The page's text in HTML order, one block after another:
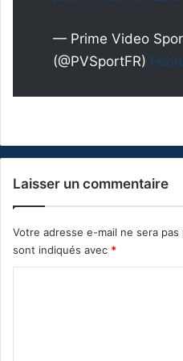
— Prime Video
(@PVSportFR)
Laisser un commentaire
Votre adresse e-mail ne sera pas
sont indiqués avec *